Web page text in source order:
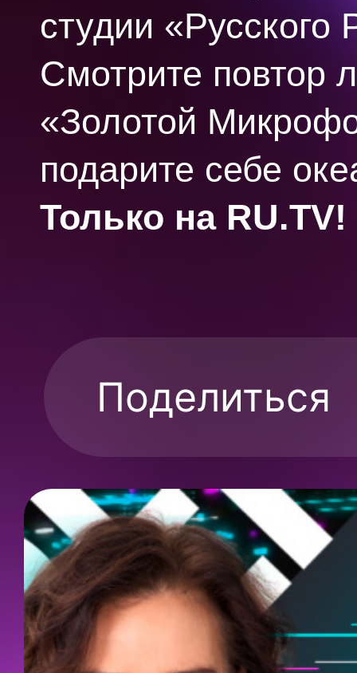
студии «Русского
Смотрите повтор
«Золотой
подарите себе
Только на RU.TV!
Поделиться